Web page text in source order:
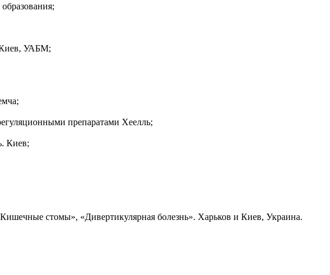
Киев, УАБМ;
препаратами Хеелль;
Киев;
стомы», «Дивертикулярная болезнь». Харьков и Киев, Украина.